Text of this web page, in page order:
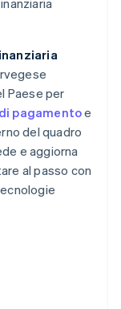
Paese per
pagamentoe
del quadro
e aggiorna
al passo con